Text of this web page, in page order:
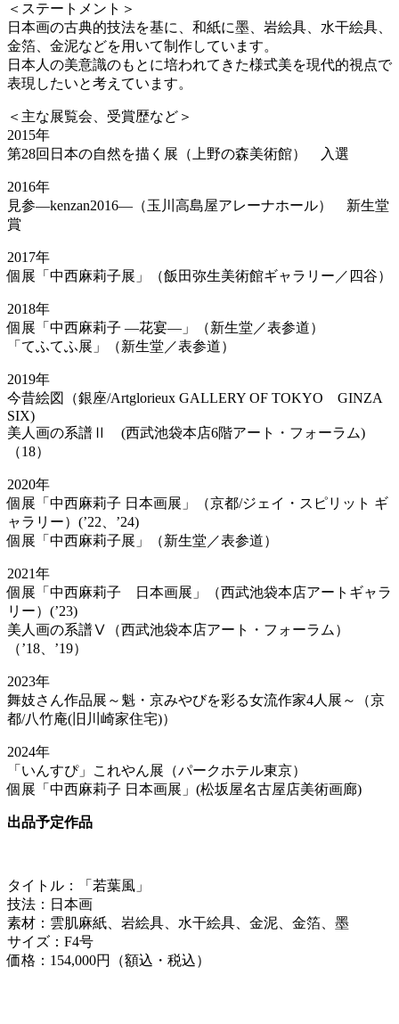
＜ステートメント＞
日本画の古典的技法を基に、和紙に墨、岩絵具、水干絵具、
金箔、金泥などを用いて制作しています。
日本人の美意識のもとに培われてきた様式美を現代的視点で
表現したいと考えています。
＜主な展覧会、受賞歴など＞
2015年
第28回日本の自然を描く展（上野の森美術館） 入選
2016年
見参―kenzan2016―（玉川高島屋アレーナホール） 新生堂
賞
2017年
個展「中西麻莉子展」（飯田弥生美術館ギャラリー／四谷）
2018年
個展「中西麻莉子 ―花宴―」（新生堂／表参道）
「てふてふ展」（新生堂／表参道）
2019年
今昔絵図（銀座/Artglorieux GALLERY OF TOKYO GINZA
SIX)
美人画の系譜Ⅱ (西武池袋本店6階アート・フォーラム)
（18）
2020年
個展「中西麻莉子 日本画展」（京都/ジェイ・スピリット ギ
ャラリー）(’22、’24)
個展「中西麻莉子展」（新生堂／表参道）
2021年
個展「中西麻莉子 日本画展」（西武池袋本店アートギャラ
リー）(’23)
美人画の系譜Ⅴ（西武池袋本店アート・フォーラム）
（’18、’19）
2023年
舞妓さん作品展～魁・京みやびを彩る女流作家4人展～（京
都/八竹庵(旧川崎家住宅)）
2024年
「いんすぴ」これやん展（パークホテル東京）
個展「中西麻莉子 日本画展」(松坂屋名古屋店美術画廊)
出品予定作品
タイトル：「若葉風」
技法：日本画
素材：雲肌麻紙、岩絵具、水干絵具、金泥、金箔、墨
サイズ：F4号
価格：154,000円（額込・税込）